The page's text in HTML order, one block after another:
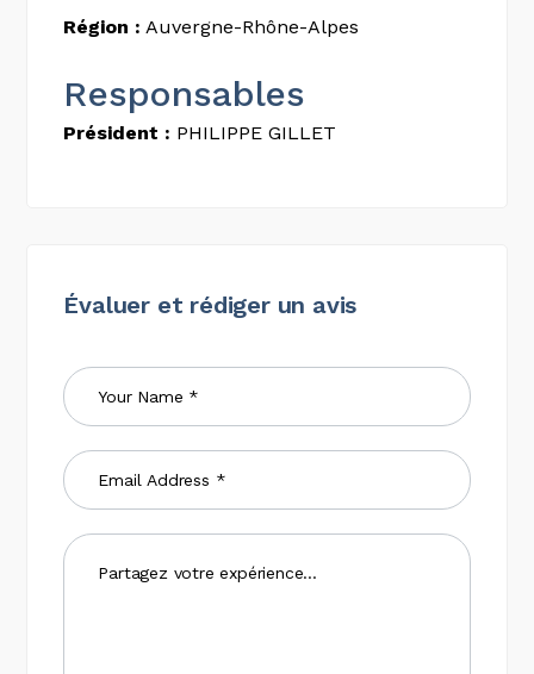
Région : Auvergne-Rhône-Alpes
Responsables
Président : PHILIPPE GILLET
Évaluer et rédiger un avis